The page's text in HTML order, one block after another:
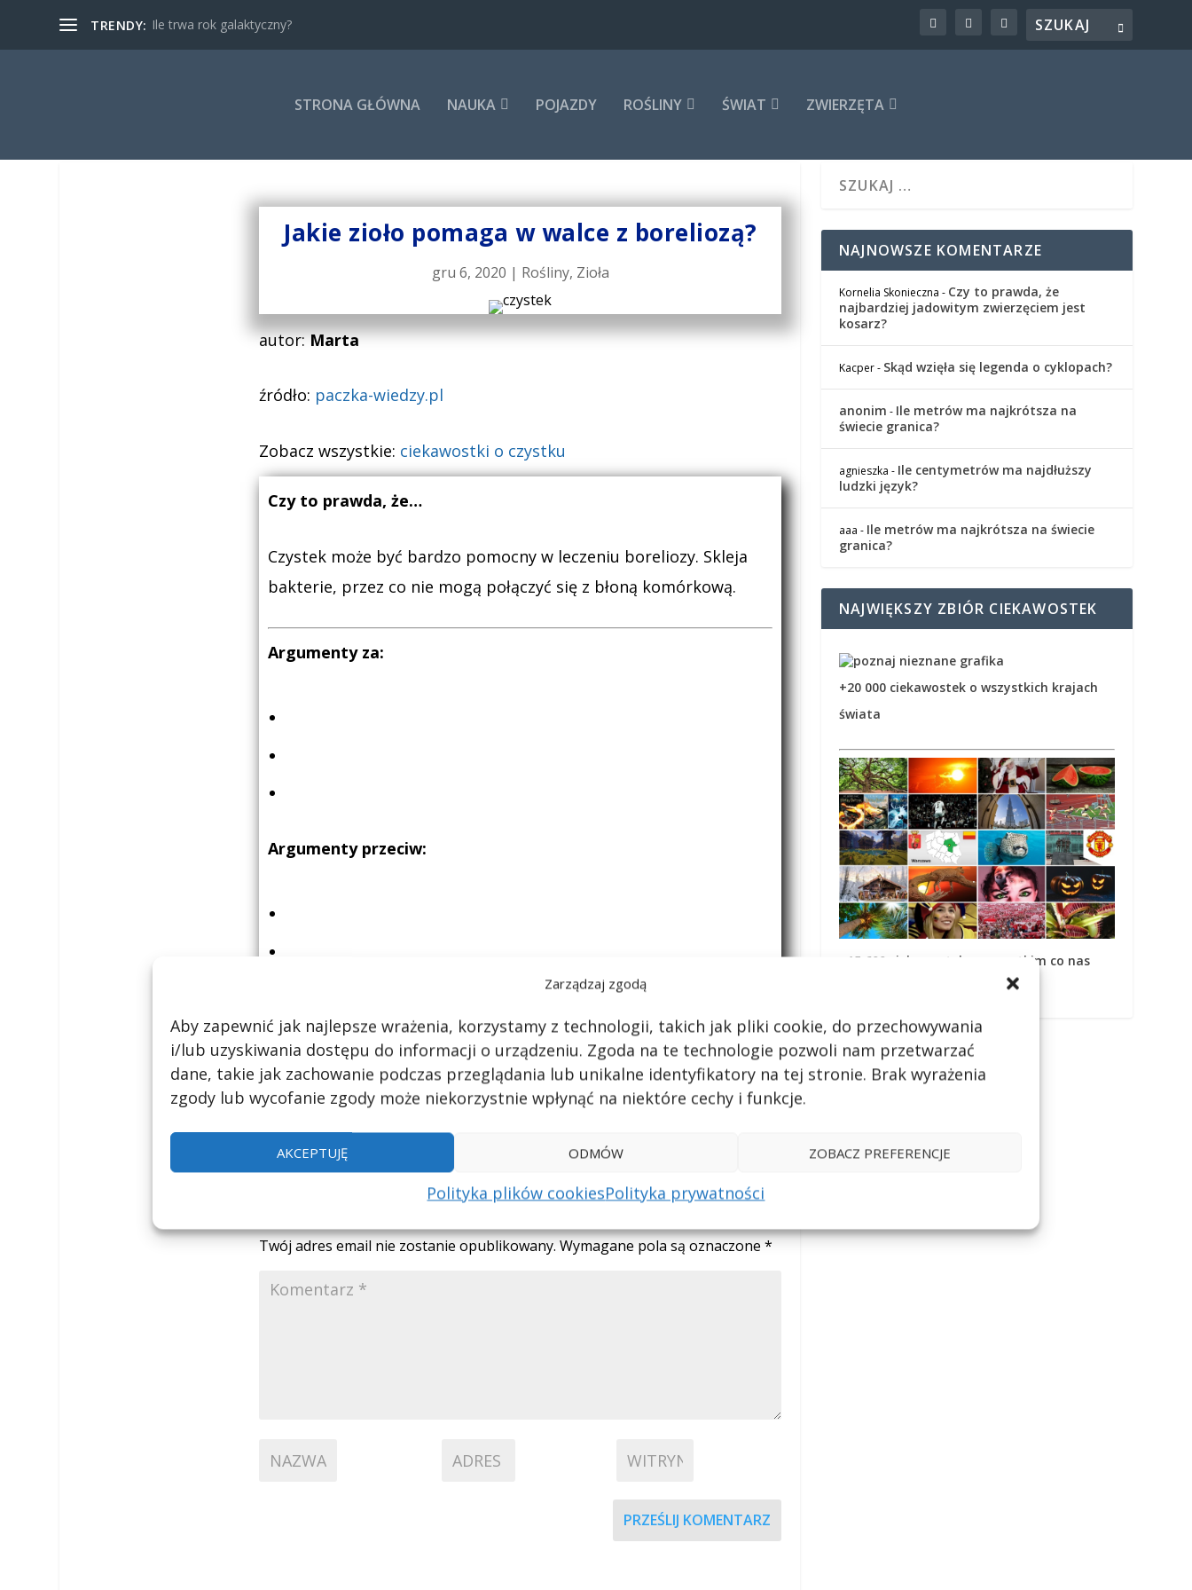
Zarządzaj zgodą
Aby zapewnić jak najlepsze wrażenia, korzystamy z technologii, takich jak pliki cookie, do przechowywania
i/lub uzyskiwania dostępu do informacji o urządzeniu. Zgoda na te technologie pozwoli nam przetwarzać
dane, takie jak zachowanie podczas przeglądania lub unikalne identyfikatory na tej stronie. Brak wyrażenia
zgody lub wycofanie zgody może niekorzystnie wpłynąć na niektóre cechy i funkcje.
AKCEPTUJĘ ODMÓW ZOBACZ PREFERENCJE
Polityka plików cookiesPolityka prywatności
TRENDY: Ile trwa rok galaktyczny?
STRONA GŁÓWNA NAUKA POJAZDY ROŚLINY ŚWIAT ZWIERZĘTA
Jakie zioło pomaga w walce z boreliozą?
gru 6, 2020 | Rośliny, Zioła
autor:Marta
źródło: paczka-wiedzy.pl
Zobacz wszystkie: ciekawostki o czystku
Czy to prawda, że…
Czystek może być bardzo pomocny w leczeniu boreliozy. Skleja
bakterie, przez co nie mogą połączyć się z błoną komórkową.
Argumenty za:
Argumenty przeciw:
*Informacje uzupełnione zostaną na podstawie zamieszczonych
komentarzy. Zachęcamy wszystkich do dzielenia się swoją wiedzą.
0 komentarzy
Twój adres email nie zostanie opublikowany. Wymagane pola są oznaczone*
PRZEŚLIJ KOMENTARZ
NAJNOWSZE KOMENTARZE
Kornelia Skonieczna - Czy to prawda, że
najbardziej jadowitym zwierzęciem jest
kosarz?
Kacper- Skąd wzięła się legenda o cyklopach?
anonim - Ile metrów ma najkrótsza na
świecie granica?
agnieszka - Ile centymetrów ma najdłuższy
ludzki język?
aaa - Ile metrów ma najkrótsza na świecie
granica?
NAJWIĘKSZY ZBIÓR CIEKAWOSTEK
+20 000 ciekawostek o wszystkich krajach
świata
+15 600 ciekawostek o wszystkim co nas